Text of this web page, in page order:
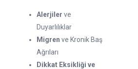
Alerjiler ve
Duyarlılıklar
Migren ve Kronik Baş
Ağrıları
Dikkat Eksikliği ve